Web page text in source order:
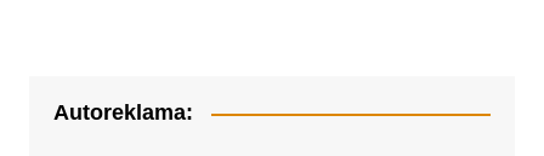
Autoreklama: